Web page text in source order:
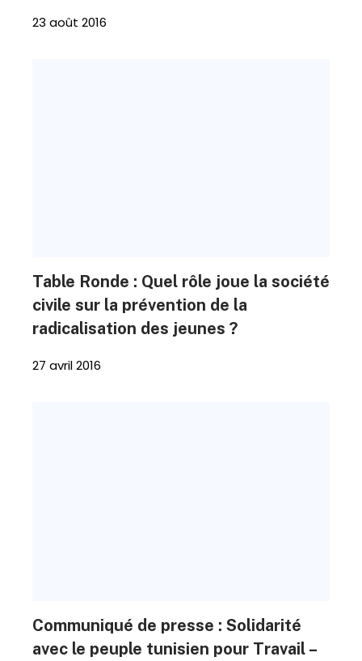
23 août 2016
Table Ronde : Quel rôle joue la société
civile sur la prévention de la
radicalisation des jeunes ?
27 avril 2016
Communiqué de presse : Solidarité
avec le peuple tunisien pour Travail –